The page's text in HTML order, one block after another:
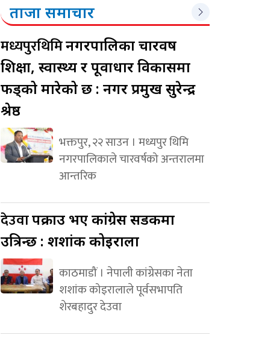
ताजा समाचार
मध्यपुरथिमिनगरपालिका चारवर्ष
शिक्षा, स्वास्थ्य र पूर्वाधार विकासमा
फड्को मारेको छ : नगर प्रमुख सुरेन्द्र
श्रेष्ठ
भक्तपुर, २२ साउन । मध्यपुर थिमि
नगरपालिकाले चारवर्षको अन्तरालमा
आन्तरिक
देउवापक्राउ भए कांग्रेस सडकमा
उत्रिन्छ : शशांक कोइराला
काठमाडौं । नेपाली कांग्रेसका नेता
शशांक कोइरालाले पूर्वसभापति
शेरबहादुर देउवा